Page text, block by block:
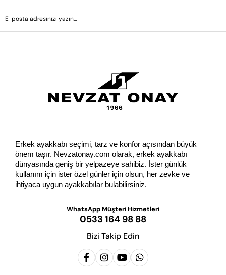
Erkek ayakkabı seçimi, tarz ve konfor açısından büyük
önem taşır. Nevzatonay.com olarak, erkek ayakkabı
dünyasında geniş bir yelpazeye sahibiz. İster günlük
kullanım için ister özel günler için olsun, her zevke ve
ihtiyaca uygun ayakkabılar bulabilirsiniz.
WhatsApp Müşteri Hizmetleri
0533 164 98 88
Bizi Takip Edin